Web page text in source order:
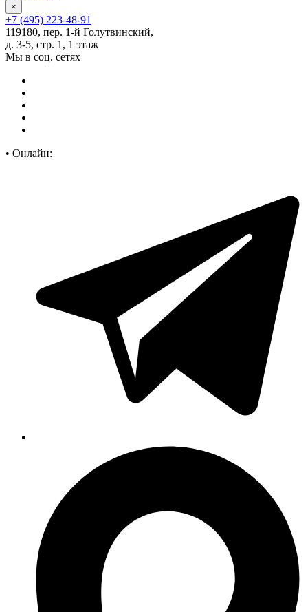
×
+7 (495) 223-48-91
119180, пер. 1-й Голутвинский,
д. 3-5, стр. 1, 1 этаж
Мы в соц. сетях
• Онлайн: